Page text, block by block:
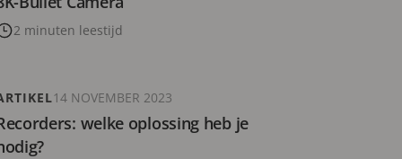
2 minuten leestijd
welke oplossing heb je
14 NOVEMBER 2023